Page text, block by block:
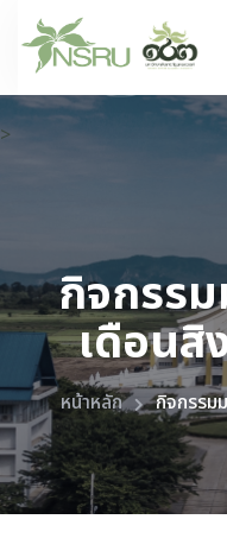
>
กิจกรร
เดือนสิ
หน้าหลัก กิจกรรม